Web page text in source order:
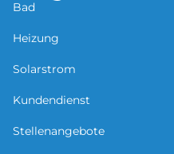
Bad
Heizung
Solarstrom
Kundendienst
Stellenangebote